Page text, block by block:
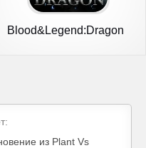
Blood&Legend:Dragon
из Plant Vs